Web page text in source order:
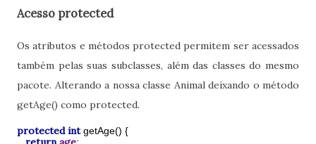
Acesso protected
Os atributos e métodos protected permitem ser acessados
também pelas suas subclasses, além das classes do mesmo
pacote. Alterando a nossa classe Animal deixando o método
getAge() como protected.
protected intgetAge() {